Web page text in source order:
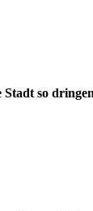
so